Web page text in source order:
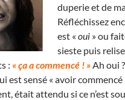
duperie et de
Réfléchissez
est « oui » ou
sieste puis
: « ça a commencé ! » Ah oui
est sensé « avoir commencé
était attendu si ce n’est